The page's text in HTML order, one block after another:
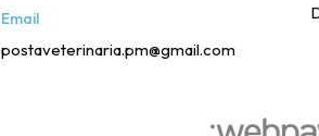
Email
postaveterinaria.pm@gmail.com